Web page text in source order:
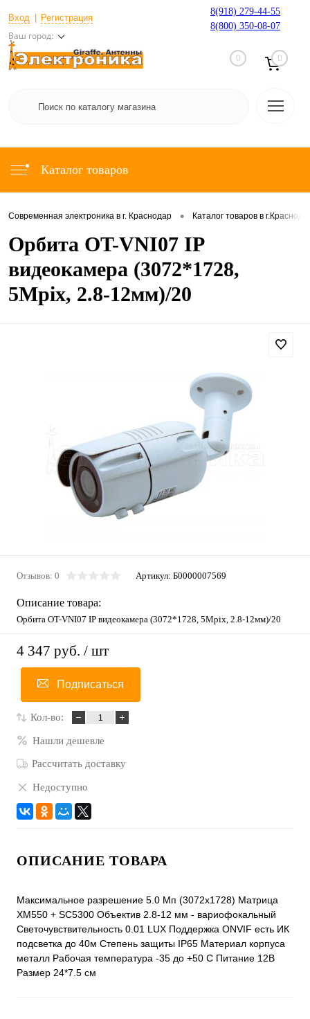
Вход Регистрация
Ваш город:
8(918) 279-44-55
8(800) 350-08-07
0 0
Каталог товаров
Современная электроника в г. Краснодар • Каталог товаров в
Орбита OT-VNI07 IP
видеокамера (3072*1728,
5Mpix, 2.8-12мм)/20
Отзывов: 0 Артикул: Б0000007569
Описание товара:
Орбита OT-VNI07 IP видеокамера (3072*1728, 5Mpix, 2.8-12мм)/20
4 347 руб. / шт
Подписаться
Кол-во:
Нашли дешевле
Рассчитать доставку
Недоступно
ОПИСАНИЕ ТОВАРА
Максимальное разрешение 5.0 Mп (3072x1728) Матрица
XM550 + SC5300 Объектив 2.8-12 мм - вариофокальный
Светочувствительность 0.01 LUX Поддержка ONVIF есть ИК
подсветка до 40м Степень защиты IP65 Материал корпуса
металл Рабочая температура -35 до +50 С Питание 12В
Размер 24*7.5 см